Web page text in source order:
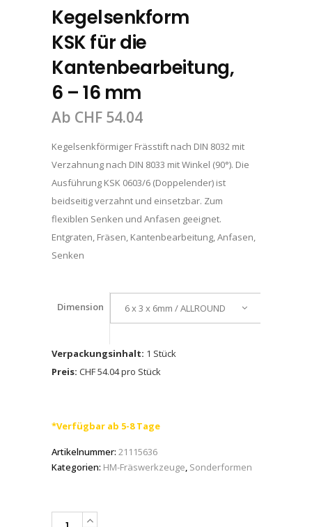
Kegelsenkform
KSK für die
Kantenbearbeitung,
6 – 16 mm
Ab CHF 54.04
Kegelsenkförmiger Frässtift nach DIN 8032 mit
Verzahnung nach DIN 8033 mit Winkel (90°). Die
Ausführung KSK 0603/6 (Doppelender) ist
beidseitig verzahnt und einsetzbar. Zum
flexiblen Senken und Anfasen geeignet.
Entgraten, Fräsen, Kantenbearbeitung, Anfasen,
Senken
Dimension 6 x 3 x 6mm / ALLROUND
Verpackungsinhalt: 1 Stück
Preis: CHF 54.04 pro Stück
*Verfügbar ab 5-8 Tage
Artikelnummer: 21115636
Kategorien: HM-Fräswerkzeuge, Sonderformen
PFERD